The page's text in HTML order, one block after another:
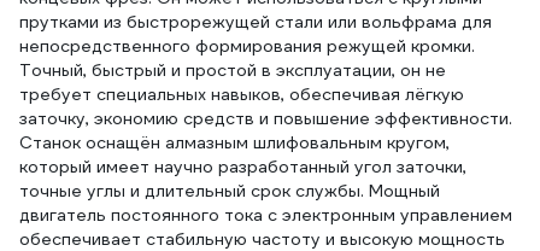
прутками из быстрорежущей стали или вольфрама для
непосредственного формирования режущей кромки.
Точный, быстрый и простой в эксплуатации, он не
требует специальных навыков, обеспечивая лёгкую
заточку, экономию средств и повышение эффективности.
Станок оснащён алмазным шлифовальным кругом,
который имеет научно разработанный угол заточки,
точные углы и длительный срок службы. Мощный
двигатель постоянного тока с электронным управлением
обеспечивает стабильную частоту и высокую мощность